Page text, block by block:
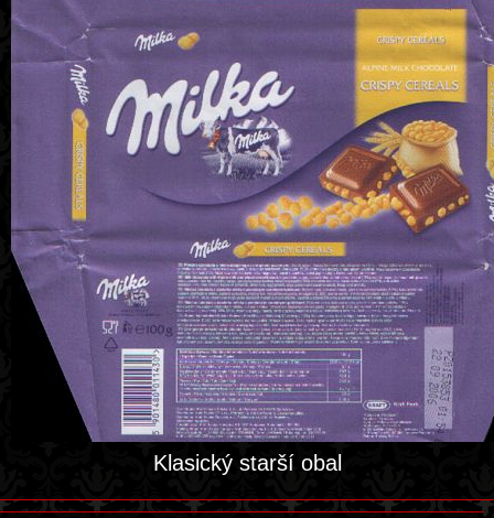
Klasický starší obal